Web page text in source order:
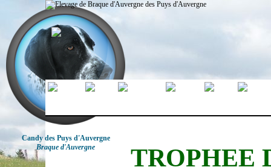
Candy des Puys d'Auvergne
Braque d'Auvergne
TROPHEE